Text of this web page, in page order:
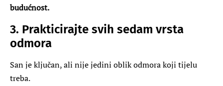
budućnost.
3. Prakticirajte svih sedam vrsta
odmora
San je ključan, ali nije jedini oblik odmora koji tijelu
treba.